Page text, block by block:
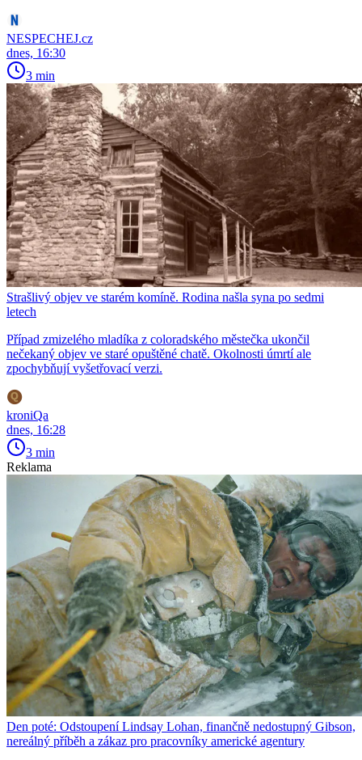
NESPECHEJ.cz
dnes, 16:30
3 min
Strašlivý objev ve starém komíně. Rodina našla syna po sedmi
letech
Případ zmizelého mladíka z coloradského městečka ukončil
nečekaný objev ve staré opuštěné chatě. Okolnosti úmrtí ale
zpochybňují vyšetřovací verzi.
kroniQa
dnes, 16:28
3 min
Reklama
Den poté: Odstoupení Lindsay Lohan, finančně nedostupný Gibson,
nereálný příběh a zákaz pro pracovníky americké agentury